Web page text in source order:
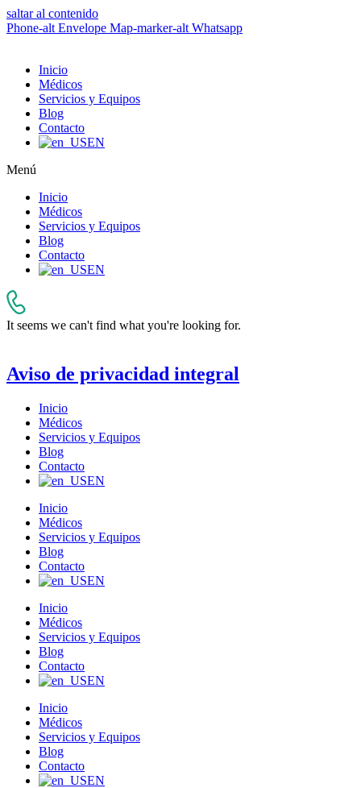
saltar al contenido
Phone-alt Envelope Map-marker-alt Whatsapp
Inicio
Médicos
Servicios y Equipos
Blog
Contacto
EN
Menú
Inicio
Médicos
Servicios y Equipos
Blog
Contacto
EN
It seems we can't find what you're looking for.
Aviso de privacidad integral
Inicio
Médicos
Servicios y Equipos
Blog
Contacto
EN
Inicio
Médicos
Servicios y Equipos
Blog
Contacto
EN
Inicio
Médicos
Servicios y Equipos
Blog
Contacto
EN
Inicio
Médicos
Servicios y Equipos
Blog
Contacto
EN